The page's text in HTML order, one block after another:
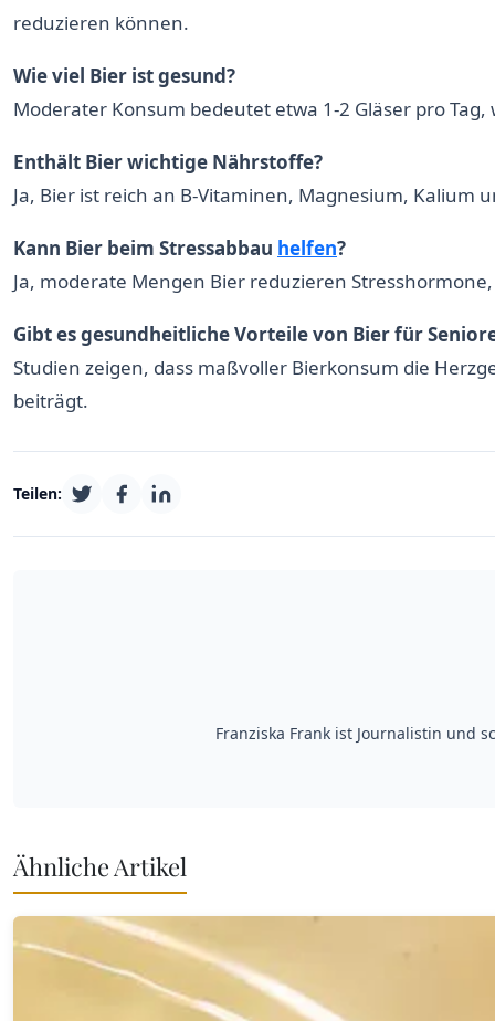
reduzieren können.
Wie viel Bier ist gesund?
Moderater Konsum bedeutet etwa 1-2 Gläser pro
Enthält Bier wichtige Nährstoffe?
Ja, Bier ist reich an B-Vitaminen, Magnesium, Kalium
Kann Bier beim Stressabbau helfen?
Ja, moderate Mengen Bier reduzieren
Gibt es gesundheitliche Vorteile von Bier für
Studien zeigen, dass maßvoller Bierkonsum die
beiträgt.
Teilen:
Franziska Frank ist Journalistin und
Ähnliche Artikel